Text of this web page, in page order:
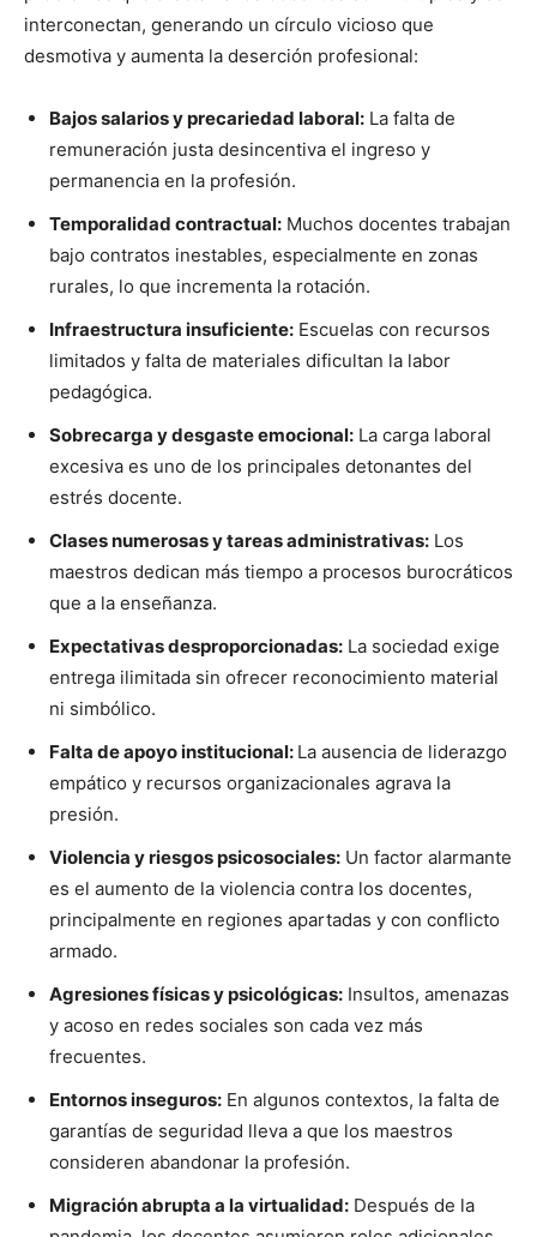
interconectan, generando un círculo vicioso que
desmotiva y aumenta la deserción profesional:
Bajos salarios y precariedad laboral: La falta de
remuneración justa desincentiva el ingreso y
permanencia en la profesión.
Temporalidad contractual: Muchos docentes trabajan
bajo contratos inestables, especialmente en zonas
rurales, lo que incrementa la rotación.
Infraestructura insuficiente: Escuelas con recursos
limitados y falta de materiales dificultan la labor
pedagógica.
Sobrecarga y desgaste emocional: La carga laboral
excesiva es uno de los principales detonantes del
estrés docente.
Clases numerosas y tareas administrativas: Los
maestros dedican más tiempo a procesos burocráticos
que a la enseñanza.
Expectativas desproporcionadas: La sociedad exige
entrega ilimitada sin ofrecer reconocimiento material
ni simbólico.
Falta de apoyo institucional: La ausencia de liderazgo
empático y recursos organizacionales agrava la
presión.
Violencia y riesgos psicosociales: Un factor alarmante
es el aumento de la violencia contra los docentes,
principalmente en regiones apartadas y con conflicto
armado.
Agresiones físicas y psicológicas: Insultos, amenazas
y acoso en redes sociales son cada vez más
frecuentes.
Entornos inseguros: En algunos contextos, la falta de
garantías de seguridad lleva a que los maestros
consideren abandonar la profesión.
Migración abrupta a la virtualidad: Después de la